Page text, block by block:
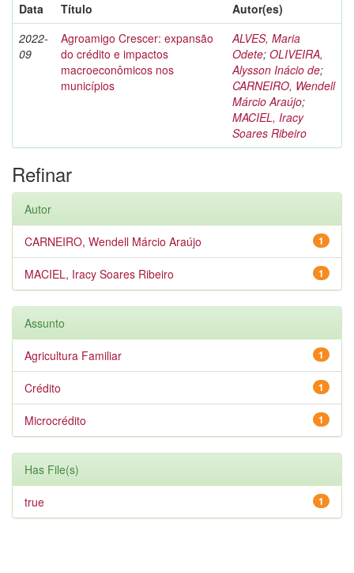
Data
Título
Autor(es)
2022-
09
Agroamigo Crescer: expansão
do crédito e impactos
macroeconômicos nos
municípios
ALVES, Maria
Odete; OLIVEIRA,
Alysson Inácio de;
CARNEIRO, Wendell
Márcio Araújo;
MACIEL, Iracy
Soares Ribeiro
Refinar
Autor
1
CARNEIRO, Wendell Márcio Araújo
1
MACIEL, Iracy Soares Ribeiro
Assunto
1
Agricultura Familiar
1
Crédito
1
Microcrédito
Has File(s)
1
true